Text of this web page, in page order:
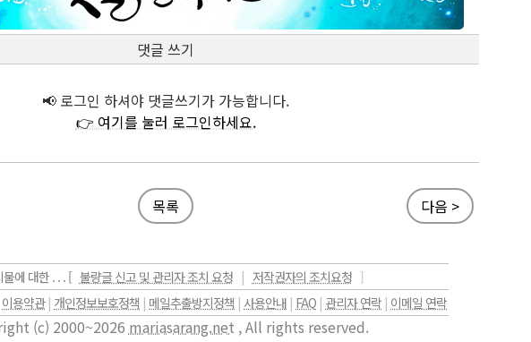
댓글 쓰기
📢 로그인 하셔야 댓글쓰기가 가능합니다.
👉 여기를 눌러 로그인하세요.
목록 다음 >
에 대한 . . . [ 불량글 신고 및 관리자 조치 요청 | 저작권자의 조치요청 ]
이용약관 | 개인정보보호정책 | 메일추출방지정책 | 사용안내 | FAQ | 관리자 연락 | 이메일 연락
(c) 2000~2026 mariasarang.net , All rights reserved.